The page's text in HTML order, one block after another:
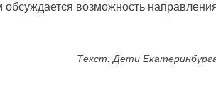
возможность
Текст: Дети